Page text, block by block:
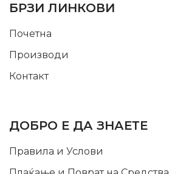
БРЗИ ЛИНКОВИ
Почетна
Производи
Контакт
ДОБРО Е ДА ЗНАЕТЕ
Правила и Услови